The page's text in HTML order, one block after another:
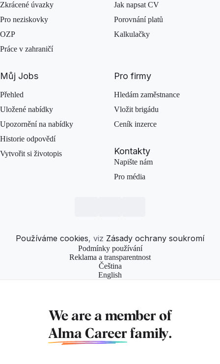
Zkrácené úvazky
Pro neziskovky
OZP
Práce v zahraničí
Jak napsat CV
Porovnání platů
Kalkulačky
Můj Jobs
Přehled
Uložené nabídky
Upozornění na nabídky
Historie odpovědí
Vytvořit si životopis
Pro firmy
Hledám zaměstnance
Vložit brigádu
Ceník inzerce
Kontakty
Napište nám
Pro média
Používáme cookies, viz Zásady ochrany soukromí
Podmínky používání
Reklama a transparentnost
Čeština
English
We are a member of
Alma Career family.